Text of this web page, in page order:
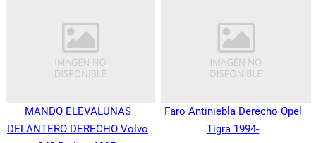
MANDO ELEVALUNAS
DELANTERO DERECHO Volvo
Faro Antiniebla Derecho Opel
Tigra 1994-